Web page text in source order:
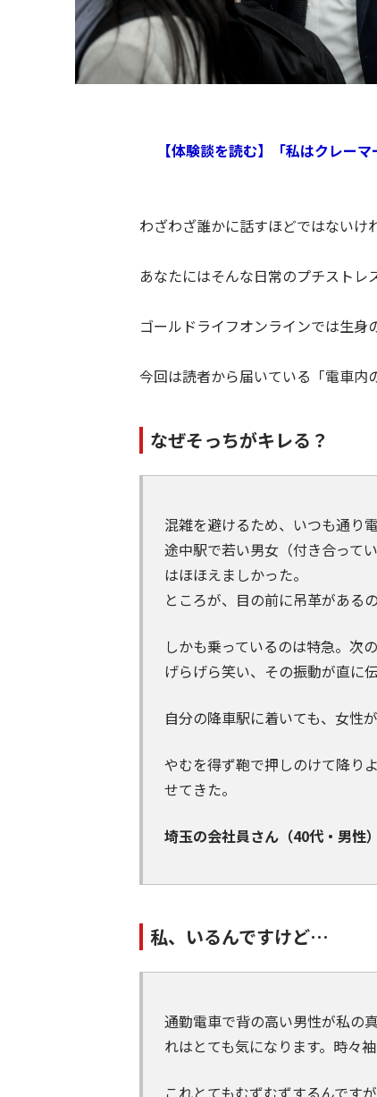
【体験談を読む】「私はクレー
わざわざ誰かに話すほどではない
あなたにはそんな日常のプチストレ
ゴールドライフオンラインでは生身
今回は読者から届いている「電車内
なぜそっちがキレる？
混雑を避けるため、いつも通り
途中駅で若い男女（付き合って
はほほえましかった。
ところが、目の前に吊革がある
しかも乗っているのは特急。次
げらげら笑い、その振動が直に
自分の降車駅に着いても、女性
やむを得ず鞄で押しのけて降り
せてきた。
埼玉の会社員さん（40代・男性）
私、いるんですけど…
通勤電車で背の高い男性が私の
れはとても気になります。時々